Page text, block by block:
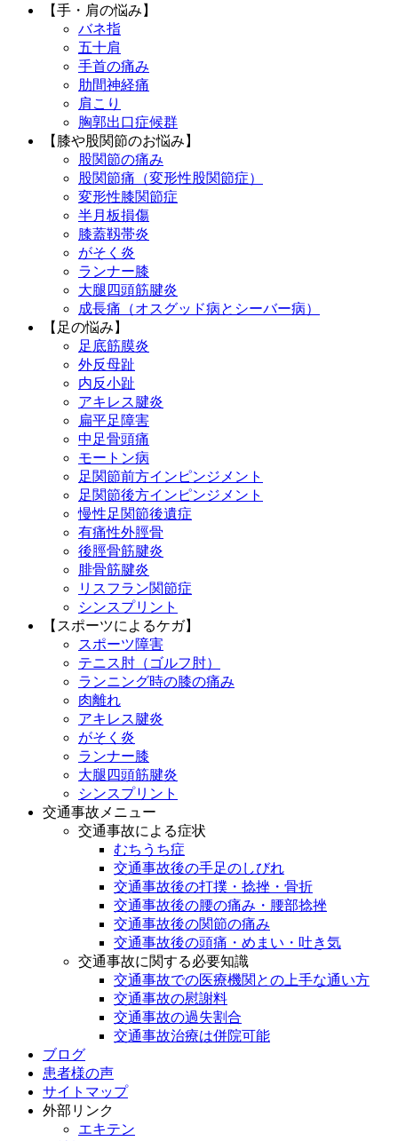
【手・肩の悩み】
バネ指
五十肩
手首の痛み
肋間神経痛
肩こり
胸郭出口症候群
【膝や股関節のお悩み】
股関節の痛み
股関節痛（変形性股関節症）
変形性膝関節症
半月板損傷
膝蓋靱帯炎
がそく炎
ランナー膝
大腿四頭筋腱炎
成長痛（オスグッド病とシーバー病）
【足の悩み】
足底筋膜炎
外反母趾
内反小趾
アキレス腱炎
扁平足障害
中足骨頭痛
モートン病
足関節前方インピンジメント
足関節後方インピンジメント
慢性足関節後遺症
有痛性外脛骨
後脛骨筋腱炎
腓骨筋腱炎
リスフラン関節症
シンスプリント
【スポーツによるケガ】
スポーツ障害
テニス肘（ゴルフ肘）
ランニング時の膝の痛み
肉離れ
アキレス腱炎
がそく炎
ランナー膝
大腿四頭筋腱炎
シンスプリント
交通事故メニュー
交通事故による症状
むちうち症
交通事故後の手足のしびれ
交通事故後の打撲・捻挫・骨折
交通事故後の腰の痛み・腰部捻挫
交通事故後の関節の痛み
交通事故後の頭痛・めまい・吐き気
交通事故に関する必要知識
交通事故での医療機関との上手な通い方
交通事故の慰謝料
交通事故の過失割合
交通事故治療は併院可能
ブログ
患者様の声
サイトマップ
外部リンク
エキテン